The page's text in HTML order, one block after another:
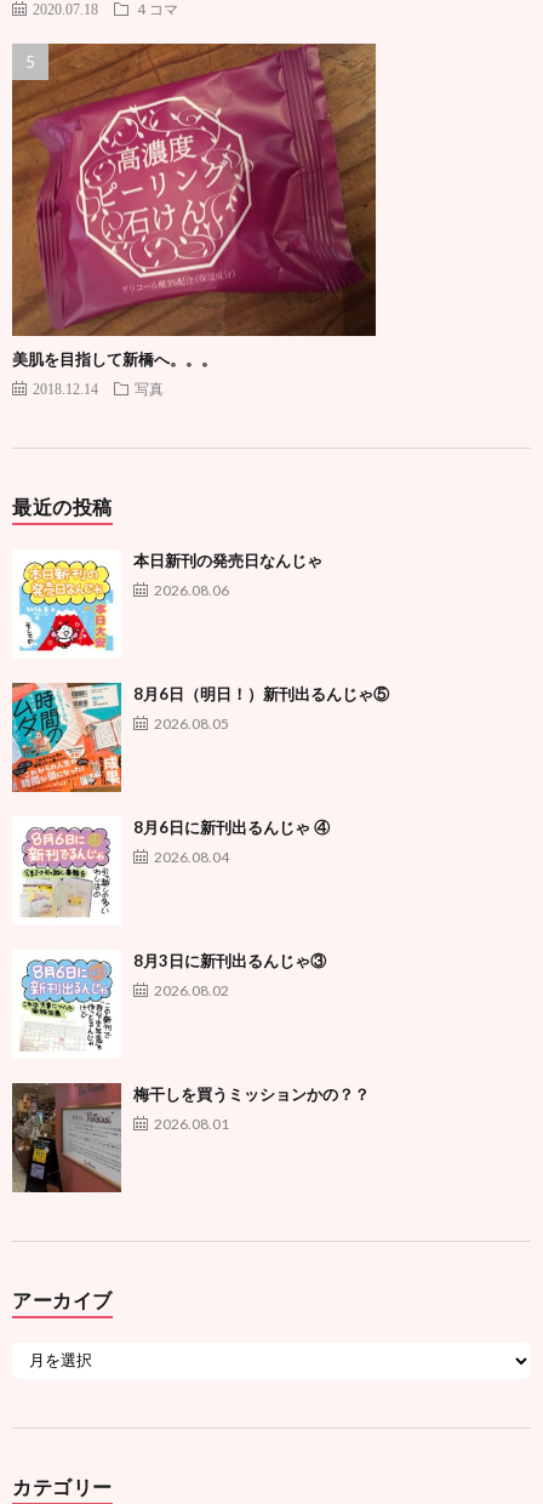
2020.07.18 ４コマ
美肌を目指して新橋へ。。。
2018.12.14 写真
最近の投稿
本日新刊の発売日なんじゃ
2026.08.06
8月6日（明日！）新刊出るんじゃ⑤
2026.08.05
8月6日に新刊出るんじゃ ④
2026.08.04
8月3日に新刊出るんじゃ③
2026.08.02
梅干しを買うミッションかの？？
2026.08.01
アーカイブ
カテゴリー